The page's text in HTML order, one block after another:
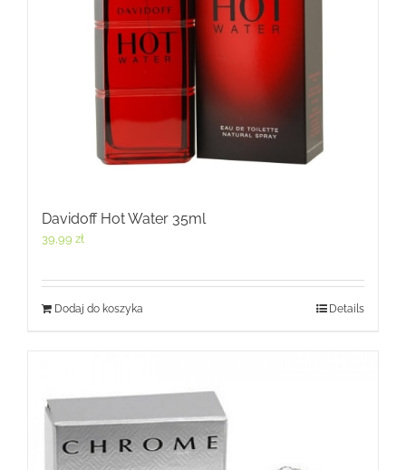
Davidoff Hot Water 35ml
39,99 zł
Dodaj do koszyka Details